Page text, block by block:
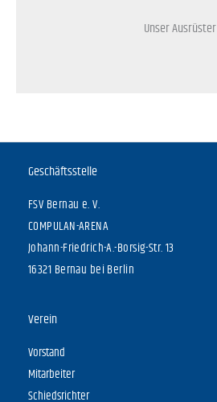
Unser Ausrüster
Geschäftsstelle
FSV Bernau e. V.
COMPULAN-ARENA
Johann-Friedrich-A.-Borsig-Str. 13
16321 Bernau bei Berlin
Verein
Vorstand
Mitarbeiter
Schiedsrichter